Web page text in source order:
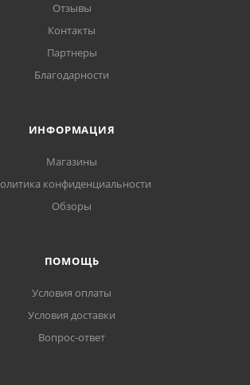
Отзывы
Контакты
Партнеры
Благодарности
ИНФОРМАЦИЯ
Магазины
конфиденциальности
Обзоры
ПОМОЩЬ
Условия оплаты
Условия доставки
Вопрос-ответ